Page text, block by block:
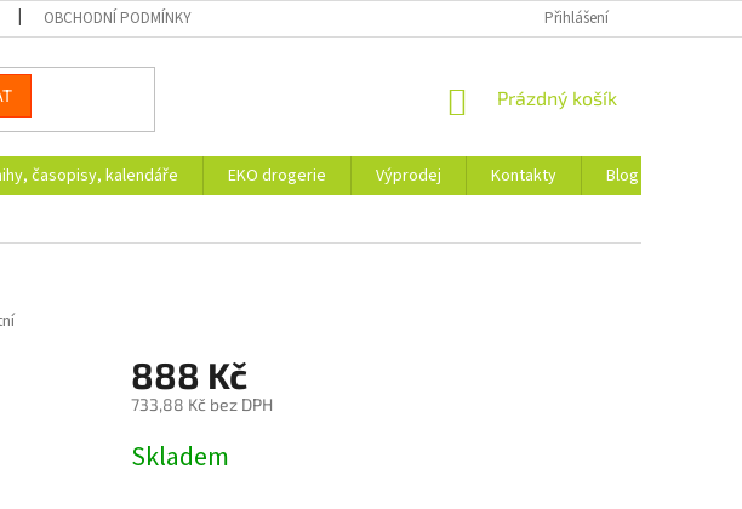
OBCHODNÍ PODMÍNKY ZÁSADY OCHRANY OSOBNÍCH ÚDAJŮ A SOUBORY COOKIES
Přihlášení
NÁKUPNÍ
Prázdný košík
časopisy, kalendáře EKO drogerie Výprodej Kontakty Blog
888 Kč
733,88 Kč bez DPH
cena:
Skladem